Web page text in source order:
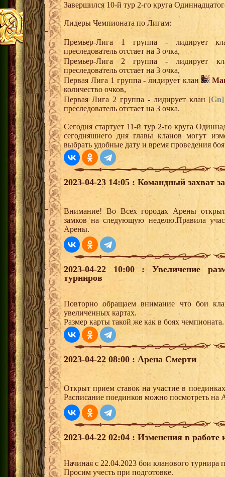
Завершился 10-й тур 2-го круга
Лидеры Чемпионата по Лигам:
Премьер-Лига 1 группа - лидирует
преследователь отстает на 3 очка,
Премьер-Лига 2 группа - лидирует
преследователь отстает на 3 очка,
Первая Лига 1 группа - лидирует клан
количество очков,
Первая Лига 2 группа - лидирует клан [Gn]
преследователь отстает на 3 очка.
Сегодня стартует 11-й тур 2-го круга
сегодняшнего дня главы кланов могут
выбрать удобные дату и время проведения
2023-04-23 14:05 : Командный захват
Внимание! Во Всех городах Арены
замков на следующую неделю.Правила
Арены.
2023-04-22 10:00 : Увеличение
турниров
Повторно обращаем внимание что бои
увеличенных картах.
Размер карты такой же как в боях чемпионата.
2023-04-22 08:00 : Арена Смерти
Открыт прием ставок на участие в
Расписание поединков можно посмотреть на
2023-04-22 02:04 : Изменения в работе
Начиная с 22.04.2023 бои кланового турнира
Просим учесть при подготовке.